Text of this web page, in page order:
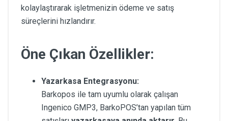
kolaylaştırarak işletmenizin ödeme ve satış
süreçlerini hızlandırır.
Öne Çıkan Özellikler:
Yazarkasa Entegrasyonu:
Barkopos ile tam uyumlu olarak çalışan
Ingenico GMP3, BarkoPOS’tan yapılan tüm